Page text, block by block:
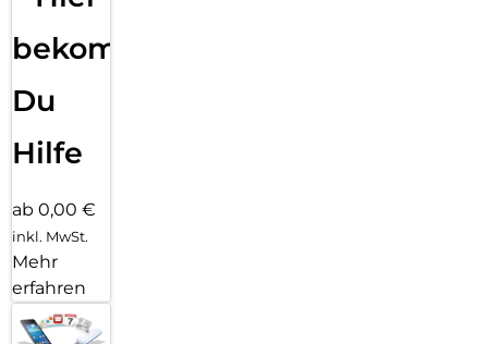
bekommst
Du
Hilfe
ab 0,00 €
inkl. MwSt.
Mehr
erfahren